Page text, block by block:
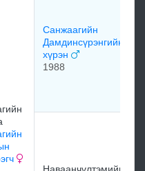
Санжаагийн
Дамдинсүрэнгийн
хүрэн
1988